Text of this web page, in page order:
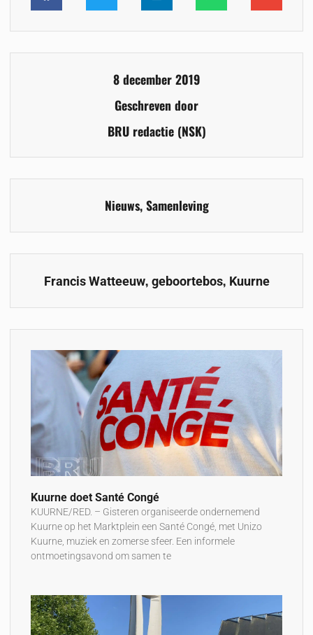
8 december 2019
Geschreven door
BRU redactie (NSK)
Nieuws,Samenleving
Francis Watteeuw, geboortebos, Kuurne
Kuurne doet Santé Congé
KUURNE/RED. – Gisteren organiseerde ondernemend
Kuurne op het Marktplein een Santé Congé, met Unizo
Kuurne, muziek en zomerse sfeer. Een informele
ontmoetingsavond om samen te